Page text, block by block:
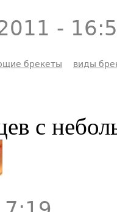
-
брекеты виды
с